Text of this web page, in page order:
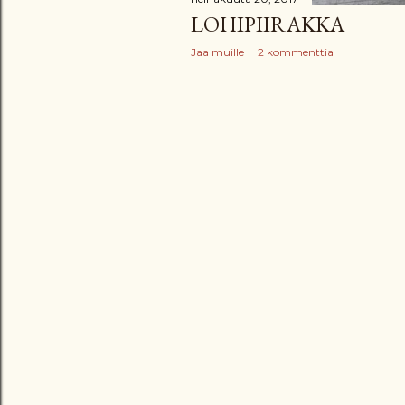
LOHIPIIRAKKA
Jaa muille 2 kommenttia